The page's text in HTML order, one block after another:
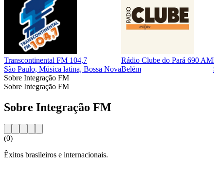
Transcontinental FM 104,7
São Paulo, Música latina, Bossa Nova
Rádio Clube do Pará 690 AM
Belém
Sobre Integração FM
Sobre Integração FM
Sobre Integração FM
(0)
Êxitos brasileiros e internacionais.